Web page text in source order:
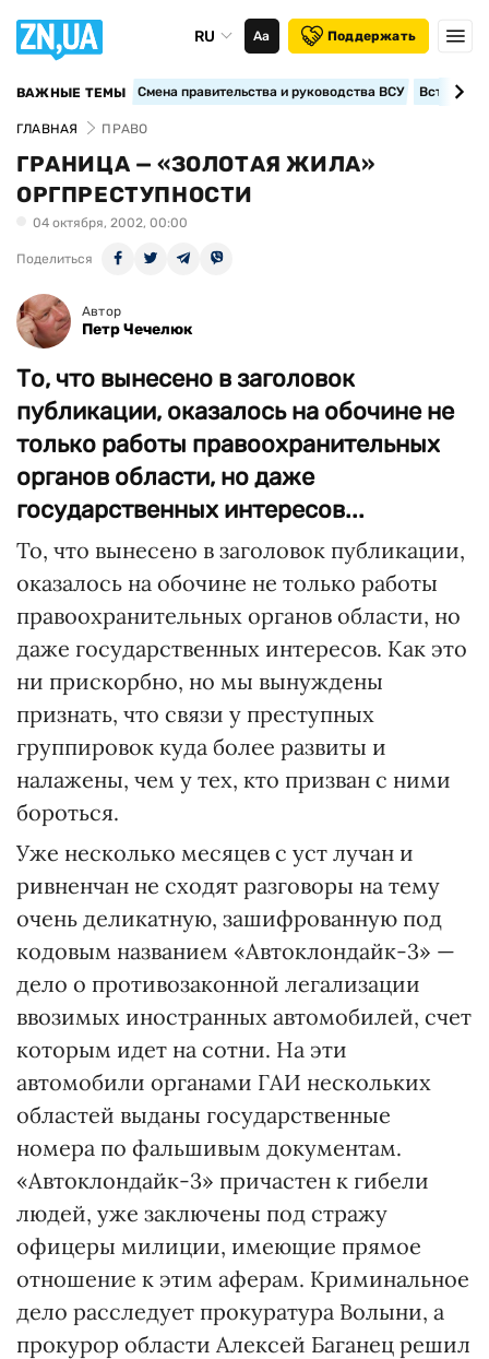
RU Аа Поддержать
ВАЖНЫЕ ТЕМЫ Смена правительства и руководства ВСУ
ГЛАВНАЯ ПРАВО
ГРАНИЦА — «ЗОЛОТАЯ ЖИЛА»
ОРГПРЕСТУПНОСТИ
04 октября, 2002, 00:00
Поделиться
Автор
Петр Чечелюк
То, что вынесено в заголовок
публикации, оказалось на обочине не
только работы правоохранительных
органов области, но даже
государственных интересов...
То, что вынесено в заголовок публикации,
оказалось на обочине не только работы
правоохранительных органов области, но
даже государственных интересов. Как это
ни прискорбно, но мы вынуждены
признать, что связи у преступных
группировок куда более развиты и
налажены, чем у тех, кто призван с ними
бороться.
Уже несколько месяцев с уст лучан и
ривненчан не сходят разговоры на тему
очень деликатную, зашифрованную под
кодовым названием «Автоклондайк-3» —
дело о противозаконной легализации
ввозимых иностранных автомобилей, счет
которым идет на сотни. На эти
автомобили органами ГАИ нескольких
областей выданы государственные
номера по фальшивым документам.
«Автоклондайк-3» причастен к гибели
людей, уже заключены под стражу
офицеры милиции, имеющие прямое
отношение к этим аферам. Криминальное
дело расследует прокуратура Волыни, а
прокурор области Алексей Баганец решил